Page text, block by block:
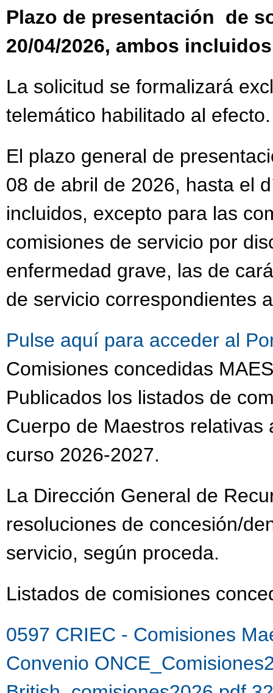
Plazo de presentación de
20/04/2026, ambos incluidos
La solicitud se formalizará
telemático habilitado al efecto.
El plazo general de
08 de abril de 2026, hasta el
incluidos, excepto para las
comisiones de servicio por
enfermedad grave, las de
de servicio correspondientes
Pulse aquí para acceder al
Comisiones concedidas
Publicados los listados de
Cuerpo de Maestros
curso 2026-2027.
La Dirección General de
resoluciones de concesión/
servicio, según proceda.
Listados de comisiones
0597 CRIEC - Comisiones
Convenio